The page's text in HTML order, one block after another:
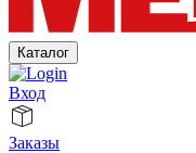
Каталог
Вход
Заказы